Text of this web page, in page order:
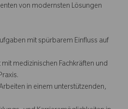
von modernsten Lösungen
mit spürbarem Einfluss auf
medizinischen Fachkräften und
in einem unterstützenden,